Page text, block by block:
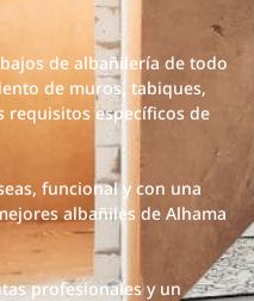
de albañilería de todo
de muros, tabiques,
requisitos específicos de
funcional y con una
albañiles de Alhama
profesionales y un